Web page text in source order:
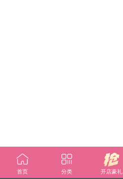
首页 分类 开店豪礼